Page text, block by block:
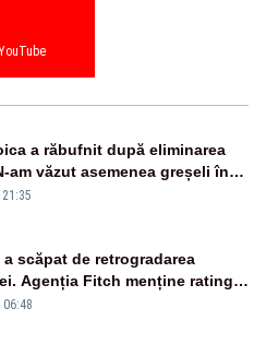
a răbufnit după eliminarea
am văzut asemenea greșeli în
europene”
a scăpat de retrogradarea
Agenția Fitch menține ratingul
perspectivă negativă
06:48